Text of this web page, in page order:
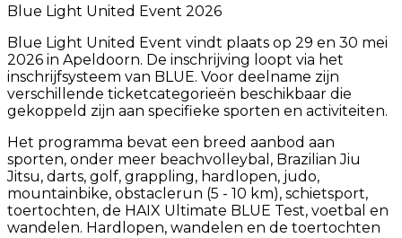
Blue Light United Event 2026
Blue Light United Event vindt plaats op 29 en 30 mei
2026 in Apeldoorn. De inschrijving loopt via het
inschrijfsysteem van BLUE. Voor deelname zijn
verschillende ticketcategorieën beschikbaar die
gekoppeld zijn aan specifieke sporten en activiteiten.
Het programma bevat een breed aanbod aan
sporten, onder meer beachvolleybal, Brazilian Jiu
Jitsu, darts, golf, grappling, hardlopen, judo,
mountainbike, obstaclerun (5 - 10 km), schietsport,
toertochten, de HAIX Ultimate BLUE Test, voetbal en
wandelen. Hardlopen, wandelen en de toertochten